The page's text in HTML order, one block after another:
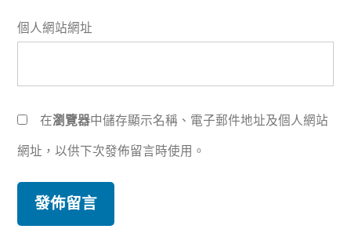
個人網站網址
在瀏覽器中儲存顯示名稱、電子郵件地址及個人網站
網址，以供下次發佈留言時使用。